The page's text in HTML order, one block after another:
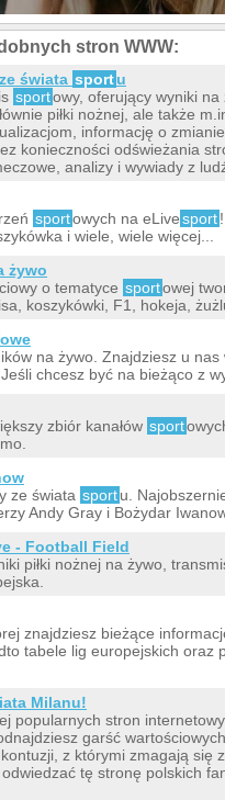
stron WWW:
świata sportu
sportowy, oferujący wyniki na
piłki nożnej, ale także
informację o
konieczności odświeżania
analizy i wywiady z
sportowych na eLivesport
i wiele, wiele więcej...
żywo
o tematyce sportowej
koszykówki, F1, hokeja,
owe
na żywo. Znajdziesz u
chcesz być na bieżąco z
zbiór kanałów sport
ze świata sportu.
Andy Gray i Bożydar
- Football Field
piłki nożnej na żywo,
znajdziesz bieżące
tabele lig europejskich oraz
Milanu!
popularnych stron
garść
z którymi zmagają się
tę stronę polskich